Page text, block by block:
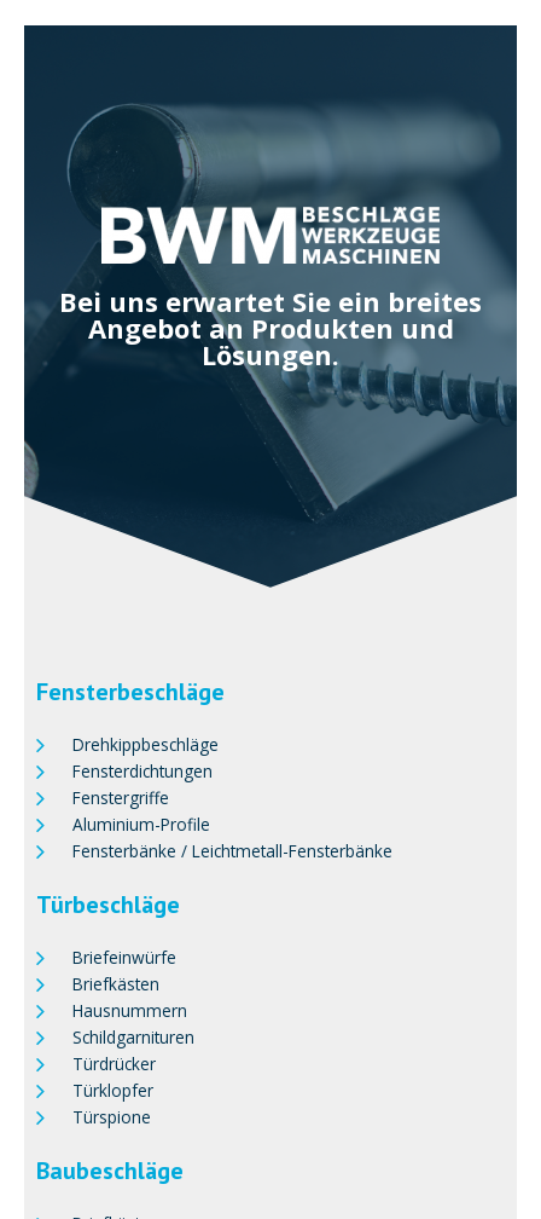
Bei uns erwartet Sie ein breites
Angebot an Produkten und
Lösungen.
Fensterbeschläge
Drehkippbeschläge
Fensterdichtungen
Fenstergriffe
Aluminium-Profile
Fensterbänke / Leichtmetall-Fensterbänke
Türbeschläge
Briefeinwürfe
Briefkästen
Hausnummern
Schildgarnituren
Türdrücker
Türklopfer
Türspione
Baubeschläge